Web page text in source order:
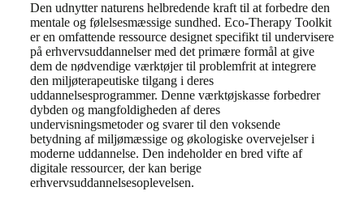
Den udnytter naturens helbredende kraft til at forbedre den
mentale og følelsesmæssige sundhed. Eco-Therapy Toolkit
er en omfattende ressource designet specifikt til undervisere
på erhvervsuddannelser med det primære formål at give
dem de nødvendige værktøjer til problemfrit at integrere
den miljøterapeutiske tilgang i deres
uddannelsesprogrammer. Denne værktøjskasse forbedrer
dybden og mangfoldigheden af deres
undervisningsmetoder og svarer til den voksende
betydning af miljømæssige og økologiske overvejelser i
moderne uddannelse. Den indeholder en bred vifte af
digitale ressourcer, der kan berige
erhvervsuddannelsesoplevelsen.